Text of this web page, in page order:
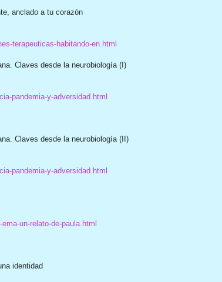
anclado a tu corazón
terapeuticas-habitando-en.html
Claves desde la neurobiología (I)
pandemia-y-adversidad.html
Claves desde la neurobiología (II)
pandemia-y-adversidad.html
un-relato-de-paula.html
identidad